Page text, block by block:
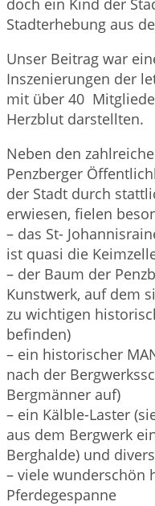
doch ein Kind der
Stadterhebung aus
Unser Beitrag war
Inszenierungen der
mit über 40
Herzblut darstellten.
Neben den
Penzberger
der Stadt durch
erwiesen, fielen
– das St-
ist quasi die
– der Baum der
Kunstwerk, auf dem
zu wichtigen
befinden)
– ein historischer
nach der
Bergmänner auf)
– ein Kälble-Laster
aus dem Bergwerk
Berghalde) und
– viele wunderschön
Pferdegespanne